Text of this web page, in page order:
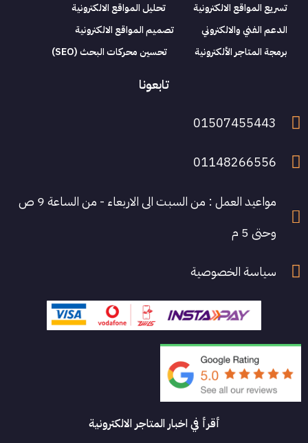
تسريع المواقع الالكترونية
تحليل المواقع الالكترونية
الدعم الفني والالكتروني
تصميم المواقع الالكترونية
برمجة المتاجر الألكترونية
تحسين محركات البحث (SEO)
تابعونا
01507455443
01148266556
مواعيد العمل : من السبت الى الاربعاء - من الساعة 9 ص
وحتى 5 م
سياسة الخصوصية
أقرأ في اخبار المتاجر الالكترونية